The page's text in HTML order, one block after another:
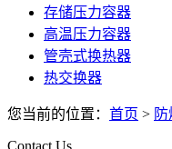
存储压力容器
高温压力容器
管壳式换热器
热交换器
您当前的位置： 首页 >
Contact Us